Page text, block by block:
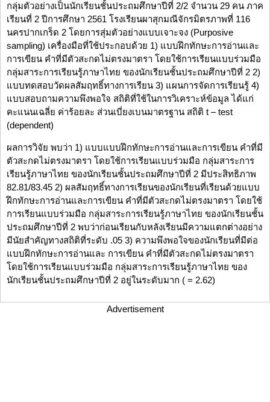
กลุ่มตัวอย่างเป็นนักเรียนชั้นประถมศึกษาปีที่ 2/2 จำนวน 29 คน ภาค
เรียนที่ 2 ปีการศึกษา 2561 โรงเรียนผาสุกมณีจักรมิตรภาพที่ 116
นครปากเกร็ด 2 โดยการสุ่มตัวอย่างแบบเจาะจง (Purposive
sampling) เครื่องมือที่ใช้ประกอบด้วย 1) แบบฝึกทักษะการอ่านและ
การเขียน คำที่มีตัวสะกดไม่ตรงมาตรา โดยใช้การเรียนแบบร่วมมือ
กลุ่มสาระการเรียนรู้ภาษาไทย ของนักเรียนชั้นประถมศึกษาปีที่ 2 2)
แบบทดสอบวัดผลสัมฤทธิ์ทางการเรียน 3) แผนการจัดการเรียนรู้ 4)
แบบสอบถามความพึงพอใจ สถิติที่ใช้ในการวิเคราะห์ข้อมูล ได้แก่
คะแนนเฉลี่ย ค่าร้อยละ ส่วนเบี่ยงเบนมาตรฐาน สถิติ t – test
(dependent)
ผลการวิจัย พบว่า 1) แบบแบบฝึกทักษะการอ่านและการเขียน คำที่มี
ตัวสะกดไม่ตรงมาตรา โดยใช้การเรียนแบบร่วมมือ กลุ่มสาระการ
เรียนรู้ภาษาไทย ของนักเรียนชั้นประถมศึกษาปีที่ 2 มีประสิทธิภาพ
82.81/83.45 2) ผลสัมฤทธิ์ทางการเรียนของนักเรียนที่เรียนด้วยแบบ
ฝึกทักษะการอ่านและการเขียน คำที่มีตัวสะกดไม่ตรงมาตรา โดยใช้
การเรียนแบบร่วมมือ กลุ่มสาระการเรียนรู้ภาษาไทย ของนักเรียนชั้น
ประถมศึกษาปีที่ 2 พบว่าก่อนเรียนกับหลังเรียนมีความแตกต่างอย่าง
มีนัยสำคัญทางสถิติที่ระดับ .05 3) ความพึงพอใจของนักเรียนที่มีต่อ
แบบฝึกทักษะการอ่านและ การเขียน คำที่มีตัวสะกดไม่ตรงมาตรา
โดยใช้การเรียนแบบร่วมมือ กลุ่มสาระการเรียนรู้ภาษาไทย ของ
นักเรียนชั้นประถมศึกษาปีที่ 2 อยู่ในระดับมาก ( = 2.62)
Advertisement